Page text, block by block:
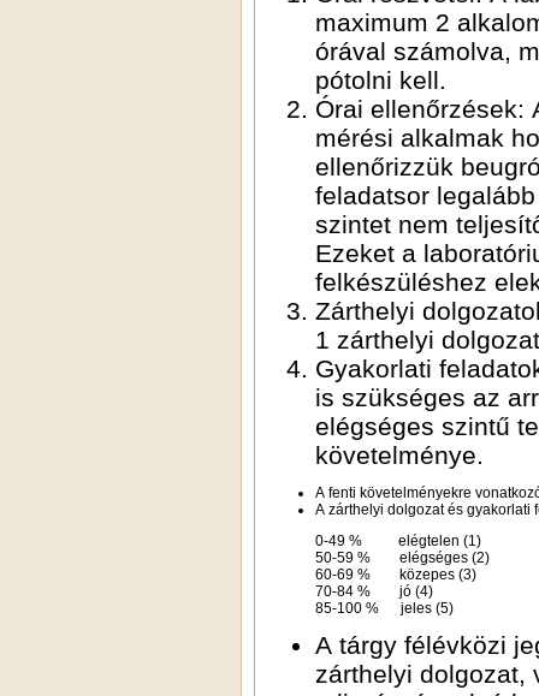
maximum 2 alkalommal lehet (ez 14 oktatási héttel, heti 4x45 perces
órával számolva, minimum 85%-os részvételt jelent). A hiányzásokat
pótolni kell.
Órai ellenőrzések: A laboratóriumi órákra történő otthoni felkészülést a
mérési alkalmak hozzávetőlegesen 70%-ánál (maximum 10 alkalommal)
ellenőrizzük beugró formájában. Az órán való részvételhez a beugró
feladatsor legalább elégséges szintű megoldása szükséges. Az
szintet nem teljesítő hallgatók a laboratóriumi órát nem
Ezeket a laboratóriumi órákat a tárgy teljesítéséhez
Zárthelyi dolgozatok: A félév sikeres teljesítésének egyik követelménye
1
Gyakorlati feladatok: A félév során 1 gyakorlati feladat önálló megoldása
is szükséges az arra kijelölt órán. Az önálló gyakorlati feladat legalább
elégséges szintű
követelménye.
A fenti
A zárthelyi
0-49 % elégtelen (1)
50-59 % elégséges (2)
60-69 % közepes (3)
70-84 % jó (4)
85-100 % jeles (5)
A tárgy félévközi jegyét a fenti követelmények teljesítése esetén a
zárthelyi dolgozat, valamint a gyakorlati feladat során mutatott